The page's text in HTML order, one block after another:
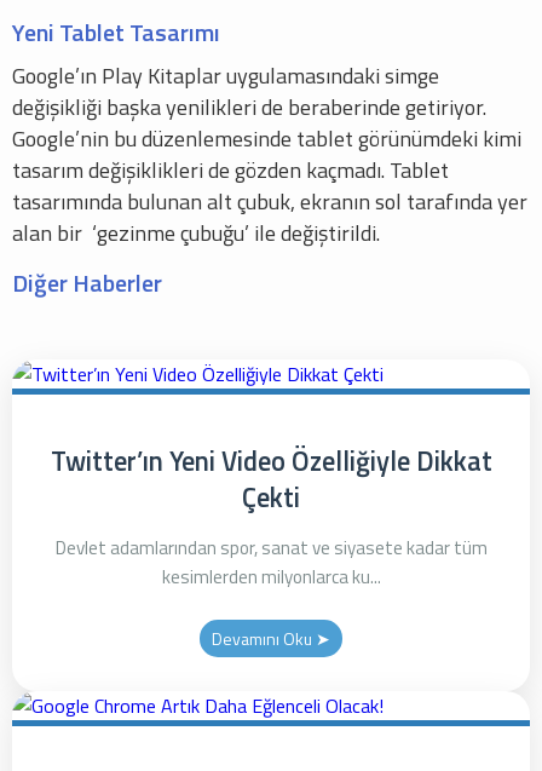
Yeni Tablet Tasarımı
Google’ın Play Kitaplar uygulamasındaki simge
değişikliği başka yenilikleri de beraberinde getiriyor.
Google’nin bu düzenlemesinde tablet görünümdeki kimi
tasarım değişiklikleri de gözden kaçmadı. Tablet
tasarımında bulunan alt çubuk, ekranın sol tarafında yer
alan bir ‘gezinme çubuğu’ ile değiştirildi.
Diğer Haberler
Twitter’ın Yeni Video Özelliğiyle Dikkat
Çekti
Devlet adamlarından spor, sanat ve siyasete kadar tüm
kesimlerden milyonlarca ku...
Devamını Oku ➤